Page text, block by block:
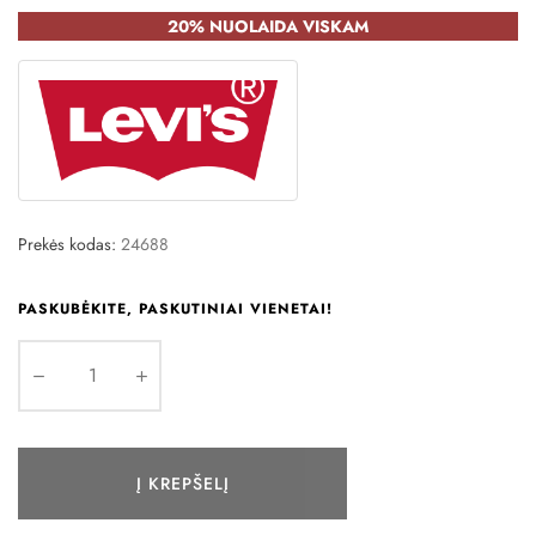
20% NUOLAIDA VISKAM
Prekės kodas: 24688
PASKUBĖKITE, PASKUTINIAI VIENETAI!
Į KREPŠELĮ